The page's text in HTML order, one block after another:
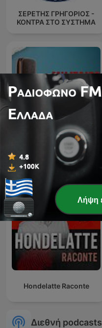
ΣΕΡΕΤΗΣ ΓΡΗΓΟΡΙΟΣ -
ΚΟΝΤΡΑ ΣΤΟ ΣΥΣΤΗΜΑ
Militaire.gr
Hondelatte Raconte
Διεθνή podcasts
Λήψη